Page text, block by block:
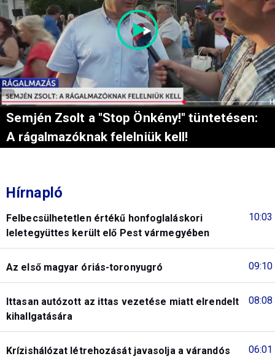
Semjén Zsolt a "Stop Önkény!" tüntetésen:
A rágalmazóknak felelniük kell!
Hírnapló
10:03
Felbecsülhetetlen értékű honfoglaláskori
leletegyüttes került elő Pest vármegyében
09:10
Az első magyar óriás-toronyugró
08:08
Ittasan autózott az ittas vezetése miatt elrendelt
kihallgatására
06:01
Krízishálózat létrehozását javasolja a várandós